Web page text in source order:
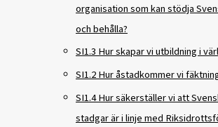
organisation som kan stödja
och behålla?
SI1.3 Hur skapar vi utbildning i
SI1.2 Hur åstadkommer vi
SI1.4 Hur säkerställer vi att
stadgar är i linje med